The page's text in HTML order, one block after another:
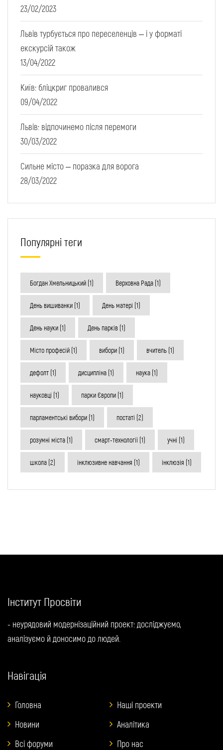
23/02/2023
Львів турбується про переселенців – і у форматі
екскурсій також
13/04/2022
Київ: бліцкриг провалився
09/04/2022
Львів: відпочинемо після перемоги
30/03/2022
Сильне місто – поразка для ворога
28/03/2022
Популярні теги
Богдан Хмельницький (1) Верховна Рада (1)
День вишиванки (1) День матері (1)
День науки (1) День парків (1)
Місто професій (1) вибори (1) вчитель (1)
дефолт (1) дисципліна (1) наука (1)
науковці (1) парки Європи (1)
парламентські вибори (1) постаті (2)
розумні міста (1) смарт-технології (1) учні (1)
школа (2) інклюзивне навчання (1) інклюзія (1)
Інститут Просвіти
- неурядовий модернізаційний проект: досліджуємо,
аналізуємо й доносимо до людей.
Навігація
Головна
Наші проекти
Новини
Аналітика
Всі форуми
Про нас